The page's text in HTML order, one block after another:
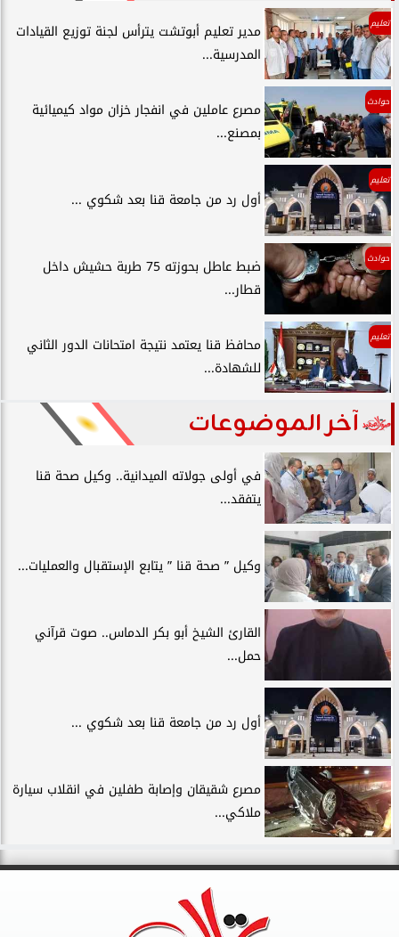
تعليم
مدير تعليم أبوتشت يترأس لجنة توزيع القيادات
المدرسية...
حوادث
مصرع عاملين في انفجار خزان مواد كيميائية
بمصنع...
تعليم
أول رد من جامعة قنا بعد شكوي ...
حوادث
ضبط عاطل بحوزته 75 طربة حشيش داخل
قطار...
تعليم
محافظ قنا يعتمد نتيجة امتحانات الدور الثاني
للشهادة...
آخر الموضوعات
في أولى جولاته الميدانية.. وكيل صحة قنا
يتفقد...
وكيل ” صحة قنا ” يتابع الإستقبال والعمليات...
القارئ الشيخ أبو بكر الدماس.. صوت قرآني
حمل...
أول رد من جامعة قنا بعد شكوي ...
مصرع شقيقان وإصابة طفلين في انقلاب سيارة
ملاكي...